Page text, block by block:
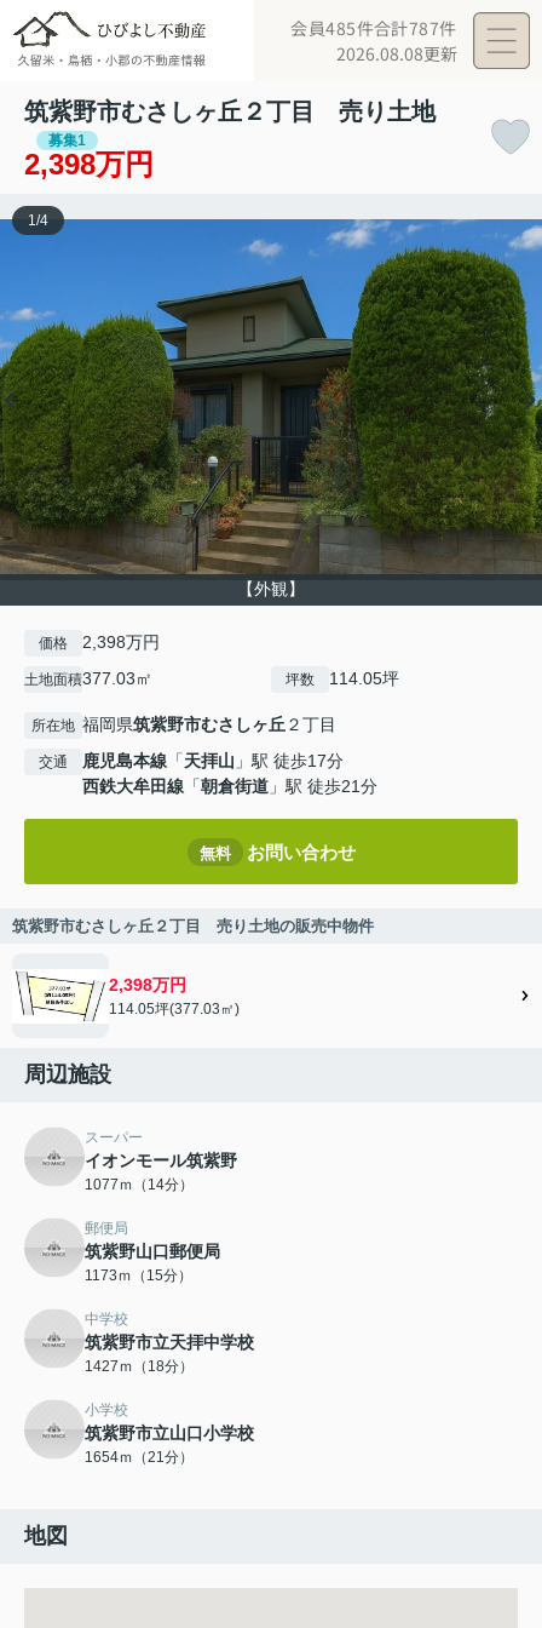
会員485件合計787件
2026.08.08更新
筑紫野市むさしヶ丘２丁目 売り土地
募集1
2,398万円
【外観】
1/4
価格 2,398万円
土地面積377.03㎡ 坪数 114.05坪
所在地 福岡県筑紫野市むさしヶ丘２丁目
交通 鹿児島本線 「天拝山 」駅 徒歩17分
西鉄大牟田線 「朝倉街道 」駅 徒歩21分
無料 お問い合わせ
筑紫野市むさしヶ丘２丁目 売り土地の販売中物件
2,398万円
114.05坪(377.03㎡)
周辺施設
スーパー
イオンモール筑紫野
1077ｍ（14分）
郵便局
筑紫野山口郵便局
1173ｍ（15分）
中学校
筑紫野市立天拝中学校
1427ｍ（18分）
小学校
筑紫野市立山口小学校
1654ｍ（21分）
地図